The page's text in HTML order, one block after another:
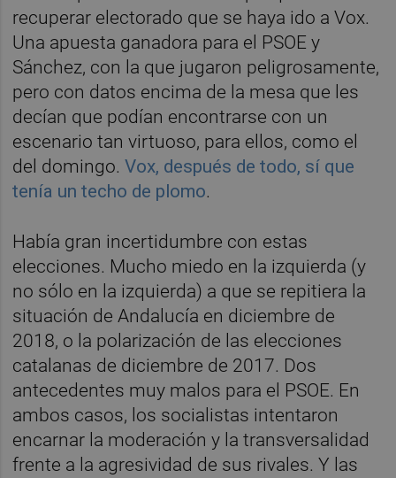
recuperar electorado que se haya ido a Vox.
Una apuesta ganadora para el PSOE y
Sánchez, con la que jugaron peligrosamente,
pero con datos encima de la mesa que les
decían que podían encontrarse con un
escenario tan virtuoso, para ellos, como el
del domingo.Vox, después de todo, sí que
tenía un techo de plomo.
Había gran incertidumbre con estas
elecciones. Mucho miedo en la izquierda (y
no sólo en la izquierda) a que se repitiera la
situación de Andalucía en diciembre de
2018, o la polarización de las elecciones
catalanas de diciembre de 2017. Dos
antecedentes muy malos para el PSOE. En
ambos casos, los socialistas intentaron
encarnar la moderación y la transversalidad
frente a la agresividad de sus rivales. Y las